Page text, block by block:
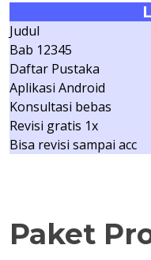
Judul
Bab 12345
Daftar Pustaka
Aplikasi Android
Konsultasi bebas
Revisi gratis 1x
Bisa revisi sampai acc
Paket